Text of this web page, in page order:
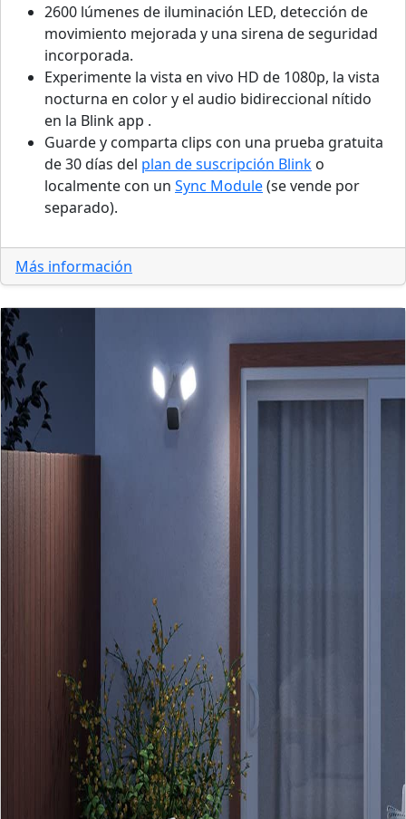
2600 lúmenes de iluminación LED, detección de
movimiento mejorada y una sirena de seguridad
incorporada.
Experimente la vista en vivo HD de 1080p, la vista
nocturna en color y el audio bidireccional nítido
en la Blink app .
Guarde y comparta clips con una prueba gratuita
de 30 días del plan de suscripción Blink o
localmente con un Sync Module(se vende por
separado).
Más información